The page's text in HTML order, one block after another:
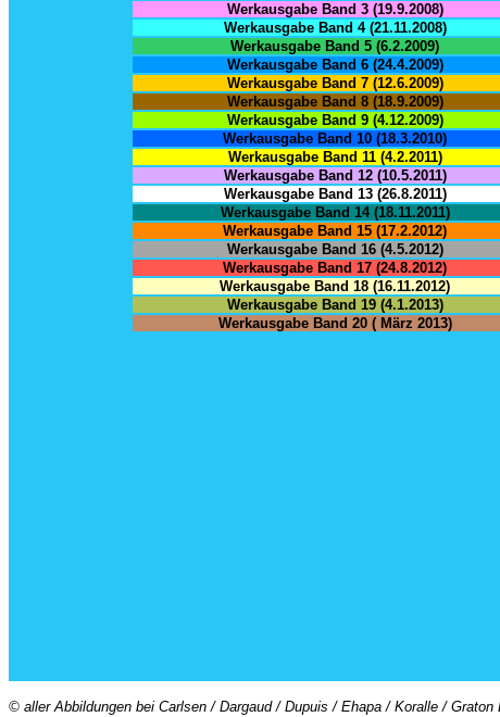
Werkausgabe Band 3 (19.9.2008)
Werkausgabe Band 4 (21.11.2008)
Werkausgabe Band 5 (6.2.2009)
Werkausgabe Band 6 (24.4.2009)
Werkausgabe Band 7 (12.6.2009)
Werkausgabe Band 8 (18.9.2009)
Werkausgabe Band 9 (4.12.2009)
Werkausgabe Band 10 (18.3.2010)
Werkausgabe Band 11 (4.2.2011)
Werkausgabe Band 12 (10.5.2011)
Werkausgabe Band 13 (26.8.2011)
Werkausgabe Band 14 (18.11.2011)
Werkausgabe Band 15 (17.2.2012)
Werkausgabe Band 16 (4.5.2012)
Werkausgabe Band 17 (24.8.2012)
Werkausgabe Band 18 (16.11.2012)
Werkausgabe Band 19 (4.1.2013)
Werkausgabe Band 20 ( März 2013)
© aller Abbildungen bei Carlsen / Dargaud / Dupuis / Ehapa / Koralle /